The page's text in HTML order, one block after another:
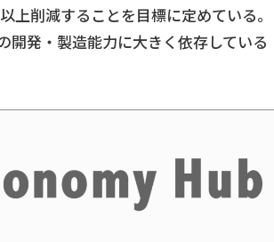
削減することを目標に定めている。
開発・製造能力に大きく依存している